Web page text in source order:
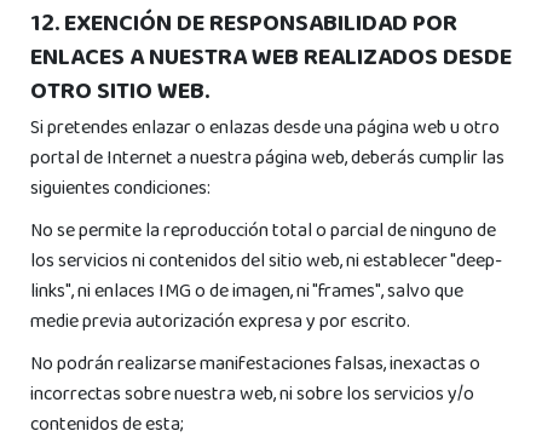
12. EXENCIÓN DE RESPONSABILIDAD POR
ENLACES A NUESTRA WEB REALIZADOS DESDE
OTRO SITIO WEB.
Si pretendes enlazar o enlazas desde una página web u otro
portal de Internet a nuestra página web, deberás cumplir las
siguientes condiciones:
No se permite la reproducción total o parcial de ninguno de
los servicios ni contenidos del sitio web, ni establecer "deep-
links", ni enlaces IMG o de imagen, ni "frames", salvo que
medie previa autorización expresa y por escrito.
No podrán realizarse manifestaciones falsas, inexactas o
incorrectas sobre nuestra web, ni sobre los servicios y/o
contenidos de esta;